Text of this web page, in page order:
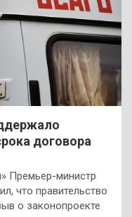
договора
Премьер-министр
что правительство
о законопроекте